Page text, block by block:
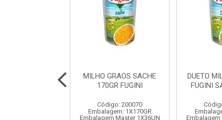
MILHO GRAOS SACHE
170GR FUGINI
Código: 200070
Embalagem: 1X170GR
Embalagem Master 1X36UN
DUETO
FUGINI
Embalagem